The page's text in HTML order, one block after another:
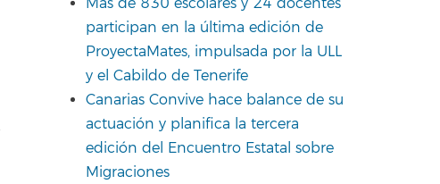
participan en la última edición de
ProyectaMates, impulsada por la ULL
y el Cabildo de Tenerife
Canarias Convive hace balance de su
actuación y planifica la tercera
edición del Encuentro Estatal sobre
Migraciones